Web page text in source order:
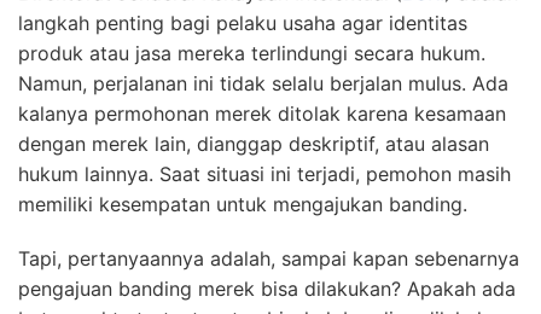
langkah penting bagi pelaku usaha agar identitas
produk atau jasa mereka terlindungi secara hukum.
Namun, perjalanan ini tidak selalu berjalan mulus. Ada
kalanya permohonan merek ditolak karena kesamaan
dengan merek lain, dianggap deskriptif, atau alasan
hukum lainnya. Saat situasi ini terjadi, pemohon masih
memiliki kesempatan untuk mengajukan banding.
Tapi, pertanyaannya adalah, sampai kapan sebenarnya
pengajuan banding merek bisa dilakukan? Apakah ada